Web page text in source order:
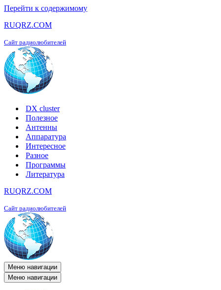
Перейти к содержимому
RUQRZ.COM
Сайт радиолюбителей
DX cluster
Полезное
Антенны
Аппаратура
Интересное
Разное
Программы
Литература
RUQRZ.COM
Сайт радиолюбителей
Меню навигации
Меню навигации